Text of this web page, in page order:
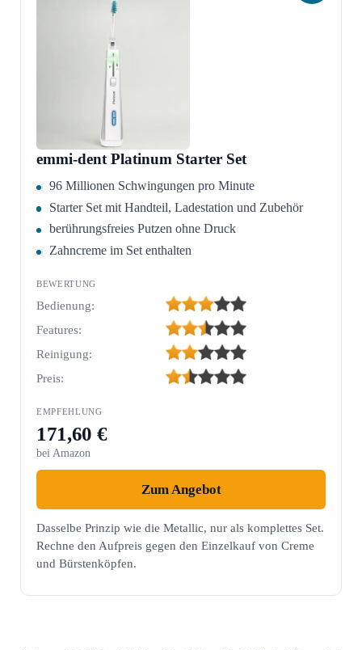
emmi-dent Platinum Starter Set
96 Millionen Schwingungen pro Minute
Starter Set mit Handteil, Ladestation und Zubehör
berührungsfreies Putzen ohne Druck
Zahncreme im Set enthalten
Bedienung:
Features:
Reinigung:
Preis:
171,60 €
bei Amazon
Zum Angebot
Dasselbe Prinzip wie die Metallic, nur als komplettes Set.
Rechne den Aufpreis gegen den Einzelkauf von Creme
und Bürstenköpfen.